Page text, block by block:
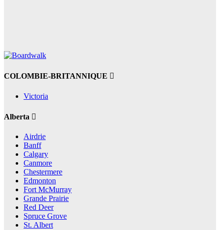
COLOMBIE-BRITANNIQUE
Victoria
Alberta
Airdrie
Banff
Calgary
Canmore
Chestermere
Edmonton
Fort McMurray
Grande Prairie
Red Deer
Spruce Grove
St. Albert